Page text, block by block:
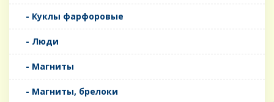
- Куклы фарфоровые
- Люди
- Магниты
- Магниты, брелоки